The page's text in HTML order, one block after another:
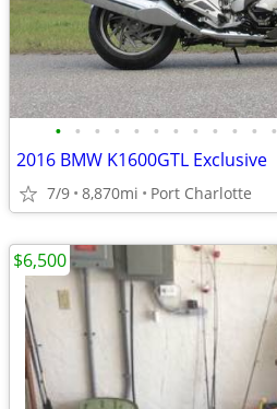
• • • • • • • • • • • •
2016 BMW K1600GTL Exclusive
7/9 8,870mi Port Charlotte
$6,500